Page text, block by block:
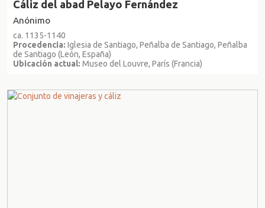
Cáliz del abad Pelayo Fernández
Anónimo
ca. 1135-1140
Procedencia: Iglesia de Santiago, Peñalba de Santiago, Peñalba
de Santiago (León, España)
Ubicación actual: Museo del Louvre, París (Francia)